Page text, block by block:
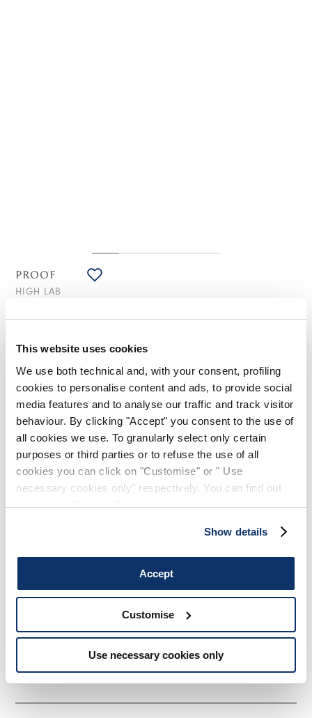
This website uses cookies
We use both technical and, with your consent, profiling
cookies to personalise content and ads, to provide social
media features and to analyse our traffic and track visitor
behaviour. By clicking "Accept" you consent to the use of
all cookies we use. To granularly select only certain
purposes or third parties or to refuse the use of all
cookies you can click on "Customise" or " Use
necessary cookies only" respectively. You can find out
more in ourCookie Policy.
Show details
Accept
Customise
Use necessary cookies only
PROOF
HIGH LAB
STILISTISCHE HINWEISE
Die Shorts Proof haben einen frischen und frechen Spirit in
Harmonie mit der Leichtigkeit der schönen Jahreszeit. Das
breite Bein - so weit, dass es fast zur Minirock wird -
verharmloste die Makramé-Spitze, die durch florale und
geometrische Muster definiert ist. Das Kleidungsstück ist
Elastisches Taillenband. Florale und geometrische Motive.
EINZELHEITEN ZUM PRODUKT